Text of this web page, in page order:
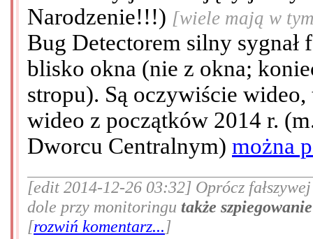
Narodzenie!!!) [wiele mają w
Bug Detectorem silny sygnał
blisko okna (nie z okna;
stropu). Są oczywiście
wideo z początków 2014 r.
Dworcu Centralnym) można
[edit 2014-12-26 03:32] Oprócz
dole przy monitoringu także
[rozwiń komentarz...]